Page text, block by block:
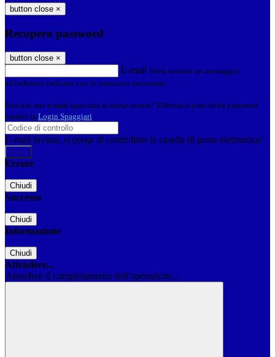
button close ×
Recupero password
button close ×
E-mail Verrà inviato un messaggio
all'indirizzo indicato con le istruzioni necessarie.
Non hai una e-mail associata al nome utente? Effettua il reset della password
tramite la Login Spaggiari
E-mail inviata, si prega di controllare la casella di posta elettronica!
Errore
Chiudi
Successo
Chiudi
Informazione
Chiudi
Attendere...
Attendere il completamento dell'operazione...